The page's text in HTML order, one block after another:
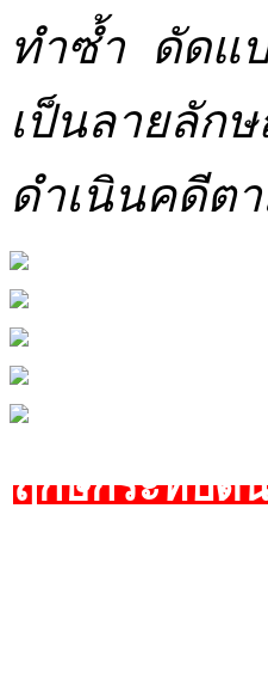
ทำซ้ำ ดัดแ
เป็นลายลัก
ดำเนินคดีต
ฤกษ์กระทบดิ